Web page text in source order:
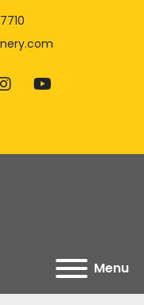
instagram
youtube
Menu